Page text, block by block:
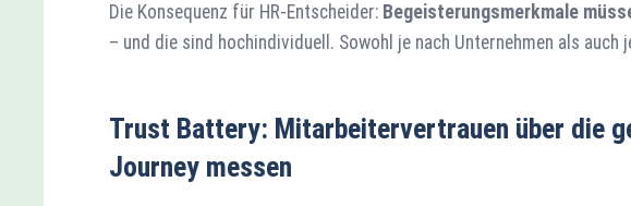
Die Konsequenz für HR-Entscheider: Begeisterungsmerkmale
– und die sind hochindividuell. Sowohl je nach Unternehmen als auch
Trust Battery: Mitarbeitervertrauen über die
Journey messen